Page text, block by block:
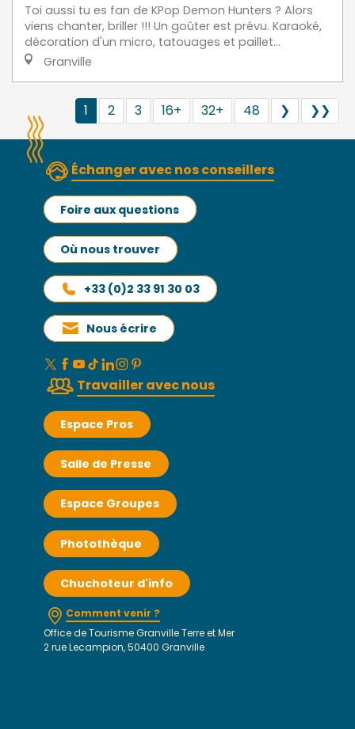
Toi aussi tu es fan de KPop Demon Hunters ? Alors
viens chanter, briller !!! Un goûter est prévu. Karaoké,
décoration d'un micro, tatouages et paillet...
Granville
1 2 3 16+ 32+ 48 ❯ ❯❯
Échanger avec nos conseillers
Foire aux questions
Où nous trouver
+33 (0)2 33 91 30 03
Nous écrire
Travailler avec nous
Espace Pros
Salle de Presse
Espace Groupes
Photothèque
Chuchoteur d'info
Comment venir ?
Office de Tourisme Granville Terre et Mer
2 rue Lecampion, 50400 Granville